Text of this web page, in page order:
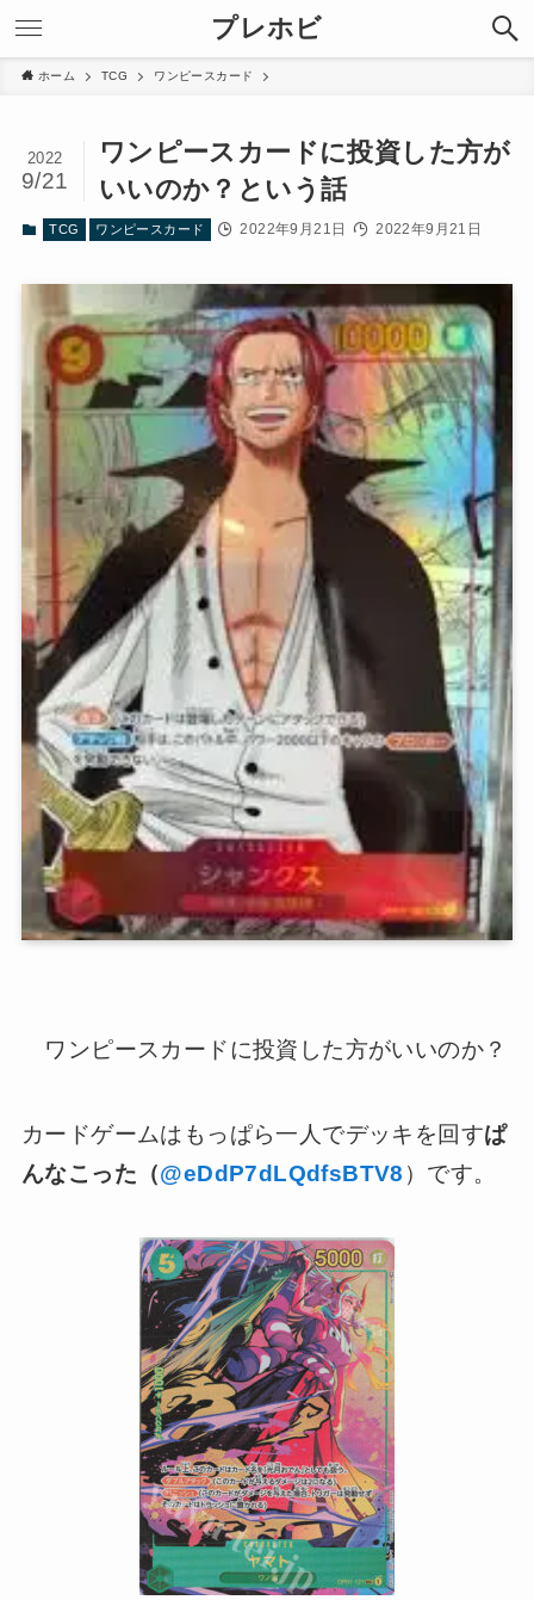
プレホビ
ホーム TCG ワンピースカード
ワンピースカードに投資した方が
いいのか？という話
2022
9/21
TCG ワンピースカード 2022年9月21日 2022年9月21日
ワンピースカードに投資した方がいいのか？
カードゲームはもっぱら一人でデッキを回すぱ
んなこった（@eDdP7dLQdfsBTV8 ）です。